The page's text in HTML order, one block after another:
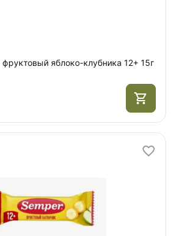
яблоко-клубника 12+ 15г